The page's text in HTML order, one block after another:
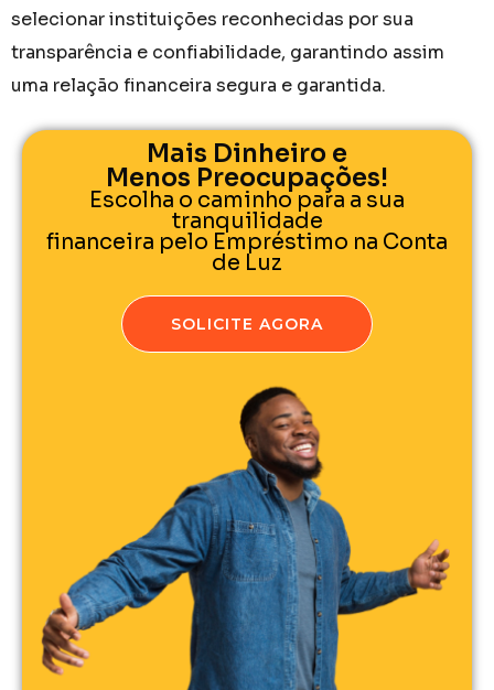
selecionar instituições reconhecidas por sua
transparência e confiabilidade, garantindo assim
uma relação financeira segura e garantida.
Mais Dinheiro e
Menos Preocupações!
Escolha o caminho para a sua
tranquilidade
financeira pelo Empréstimo na Conta
de Luz
SOLICITE AGORA